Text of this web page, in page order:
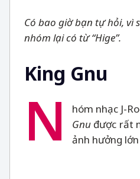
Có bao giờ bạn tự hỏi, vì
nhóm lại có từ “Hige”.
King Gnu
N hóm nhạc J-
Gnu được rất
ảnh hưởng